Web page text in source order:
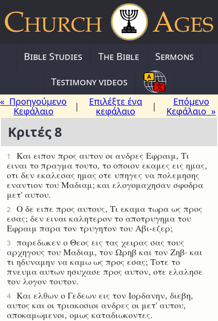
Bible Studies The Bible
Sermons
Testimony videos
« Προηγούμενο
Κεφάλαιο
|
Επιλέξτε ένα
κεφάλαιο
|
Επόμενο
Κεφάλαιο »
Κριτές 8
1
Και ειπον προς αυτον οι ανδρες Εφραιμ, Τι
ειναι το πραγμα τουτο, το οποιον εκαμες εις ημας,
οτι δεν εκαλεσας ημας οτε υπηγες να πολεμησης
εναντιον του Μαδιαμ; και ελογομαχησαν σφοδρα
μετ' αυτου.
2
Ο δε ειπε προς αυτους, Τι εκαμα τωρα ως προς
εσας; δεν ειναι καλητερον το αποτρυγημα του
Εφραιμ παρα τον τρυγητον του Αβι-εζερ;
3
παρεδωκεν ο Θεος εις τας χειρας σας τους
αρχηγους του Μαδιαμ, τον Ωρηβ και τον Ζηβ· και
τι ηδυναμην να καμω ως προς εσας; Τοτε το
πνευμα αυτων ησυχασε προς αυτον, οτε ελαλησε
τον λογον τουτον.
4
Και ελθων ο Γεδεων εις τον Ιορδανην, διεβη,
αυτος και οι τριακοσιοι ανδρες οι μετ' αυτου,
αποκαμωμενοι, ομως καταδιωκοντες.